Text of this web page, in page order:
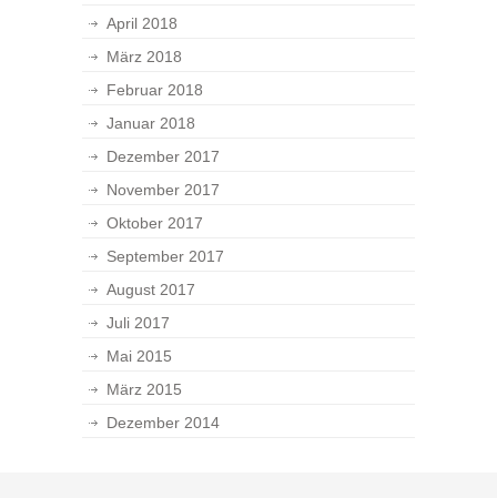
April 2018
März 2018
Februar 2018
Januar 2018
Dezember 2017
November 2017
Oktober 2017
September 2017
August 2017
Juli 2017
Mai 2015
März 2015
Dezember 2014